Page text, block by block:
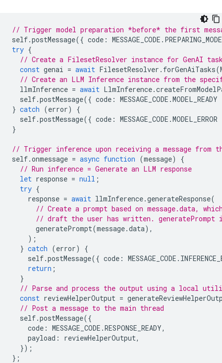
// Trigger model preparation *before* the first
self.postMessage({ code : MESSAGE_CODE .
try {
// Create a FilesetResolver instance for GenAI
const genai = await FilesetResolver . forGenAiTasks(
// Create an LLM Inference instance from the
llmInference = await LlmInference.
self.postMessage({ code : MESSAGE_CODE .MODEL_READY
} catch (error)
{
self.postMessage({ code : MESSAGE_CODE .MODEL_ERROR
}
// Trigger inference upon receiving a message from
self.onmessage = async function (message)
{
// Run inference = Generate an LLM response
let response = null ;
try {
response = await llmInference.generateResponse(
// Create a prompt based on message.data,
// draft the user has written.
generatePrompt(message.data),
);
} catch (error)
{
self.postMessage({ code : MESSAGE_CODE .
return ;
}
// Parse and process the output using a local
const reviewHelperOutput =
// Post a message to the main thread
self.postMessage({
code : MESSAGE_CODE .RESPONSE_READY,
payload : reviewHelperOutput,
});
};